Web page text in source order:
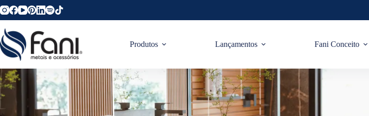
Produtos Lançamentos Fani Conceito